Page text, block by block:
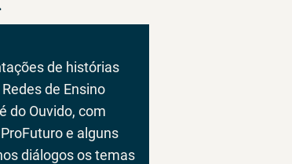
de histórias
de Ensino
do Ouvido, com
e alguns
diálogos os temas